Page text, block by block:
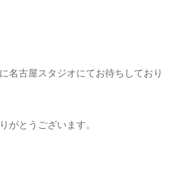
名古屋スタジオにてお待ちしており
がとうございます。